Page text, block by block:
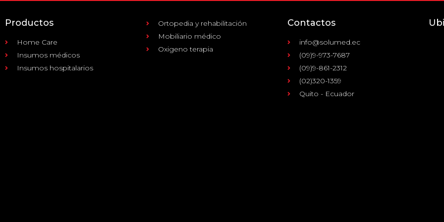
Productos
Home Care
Insumos médicos
Insumos hospitalarios
Ortopedia y rehabilitación
Mobiliario médico
Oxigeno terapia
Contactos
info@solumed.ec
(09)9-973-7687
(09)9-861-2312
(02)320-1359
Quito - Ecuador